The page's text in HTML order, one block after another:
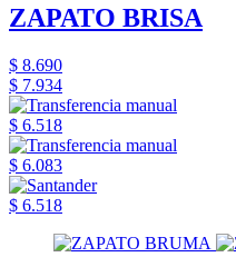
ZAPATO BRISA
$ 8.690
$ 7.934
$ 6.518
$ 6.083
$ 6.518